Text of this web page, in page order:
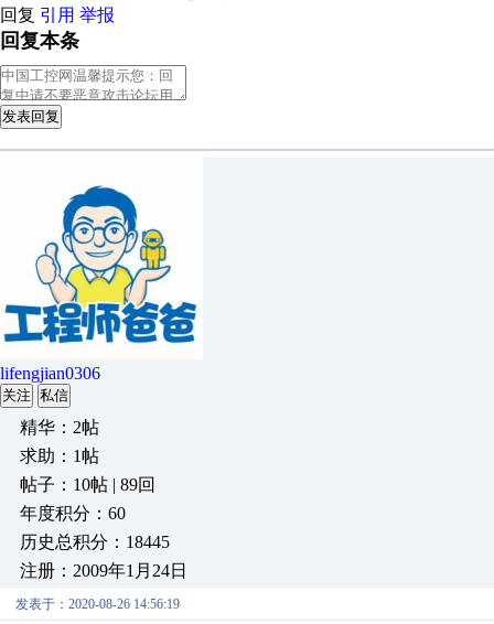
回复 引用 举报
回复本条
发表回复
lifengjian0306
关注 私信
精华：2帖
求助：1帖
帖子：10帖 | 89回
年度积分：60
历史总积分：18445
注册：2009年1月24日
发表于：2020-08-26 14:56:19